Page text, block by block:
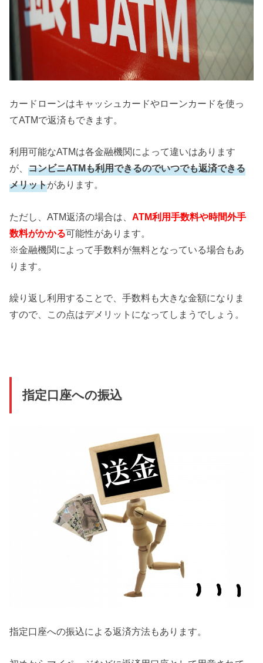
カードローンはキャッシュカードやローンカードを使っ
てATMで返済もできます。
利用可能なATMは各金融機関によって違いはあります
が、コンビニATMも利用できるのでいつでも返済できる
メリットがあります。
ただし、ATM返済の場合は、 ATM利用手数料や時間外手
数料がかかる可能性があります。
※金融機関によって手数料が無料となっている場合もあ
ります。
繰り返し利用することで、手数料も大きな金額になりま
すので、この点はデメリットになってしまうでしょう。
指定口座への振込
指定口座への振込による返済方法もあります。